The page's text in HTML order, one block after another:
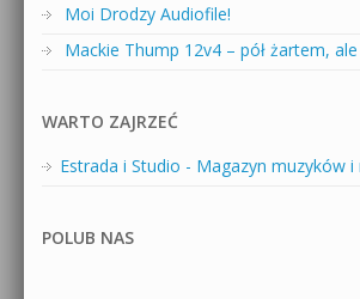
Moi Drodzy Audiofile!
Mackie Thump 12v4 – pół żartem,
WARTO ZAJRZEĆ
Estrada i Studio - Magazyn muzyków
POLUB NAS